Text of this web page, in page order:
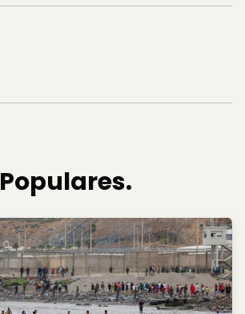
Populares.